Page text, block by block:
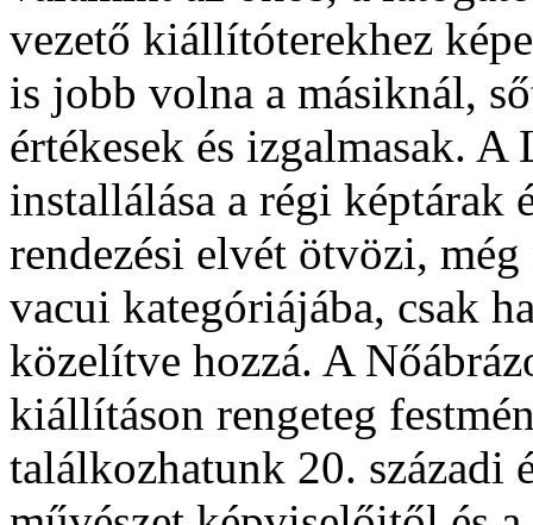
vezető kiállítóterekhez
is jobb volna a másiknál,
értékesek és izgalmasak.
installálása a régi képtárak
rendezési elvét ötvözi,
vacui kategóriájába, csak
közelítve hozzá. A
kiállításon rengeteg
találkozhatunk 20. századi